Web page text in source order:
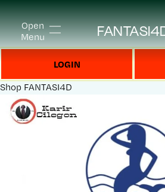
Open
Menu
LOGIN
Shop FANTASI4D